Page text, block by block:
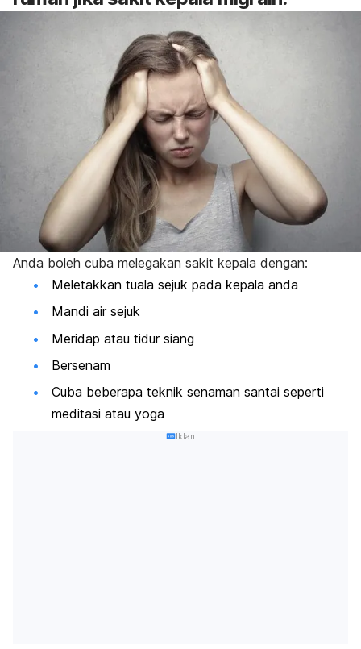
Anda boleh cuba melegakan sakit kepala dengan:
Meletakkan tuala sejuk pada kepala anda
Mandi air sejuk
Meridap atau tidur siang
Bersenam
Cuba beberapa teknik senaman santai seperti
meditasi atau yoga
Iklan